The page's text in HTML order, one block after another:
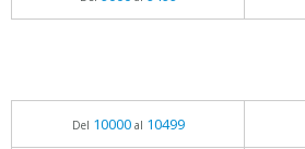
Del 10000al 10499